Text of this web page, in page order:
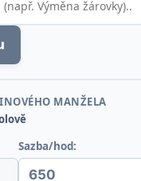
MANŽELA
Sazba/hod: